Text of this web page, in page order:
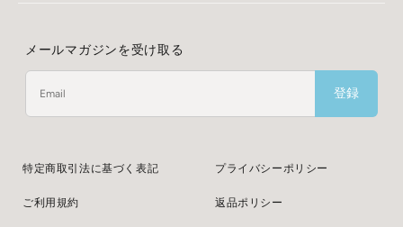
メールマガジンを受け取る
登録
特定商取引法に基づく表記 プライバシーポリシー
ご利用規約 返品ポリシー